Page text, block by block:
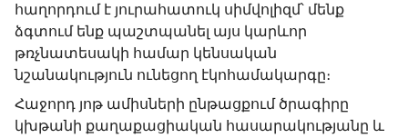
հաղորդում է յուրահատուկ սիմվոլիզմ՝ մենք
ձգտում ենք պաշտպանել այս կարևոր
թռչնատեսակի համար կենսական
նշանակություն ունեցող էկոհամակարգը։
Հաջորդ յոթ ամիսների ընթացքում ծրագիրը
կխթանի քաղաքացիական հասարակությանը և